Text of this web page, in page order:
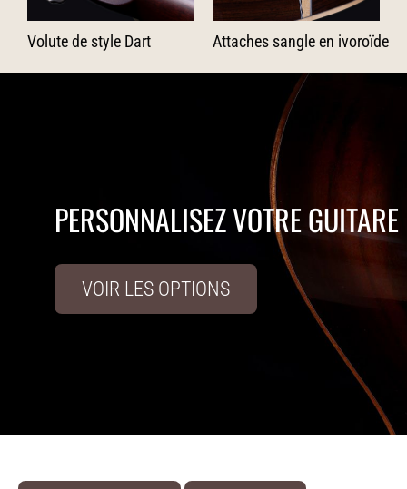
Volute de style Dart Attaches sangle en ivoroïde
PERSONNALISEZ VOTRE GUITARE
VOIR LES OPTIONS